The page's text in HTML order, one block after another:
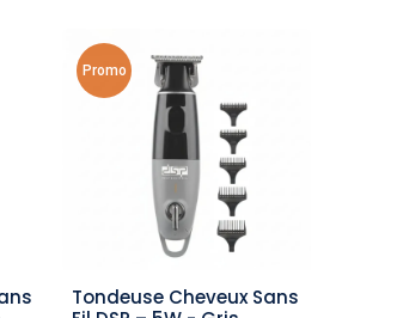
Promo
ajouter au panier
Tondeuse Cheveux Sans